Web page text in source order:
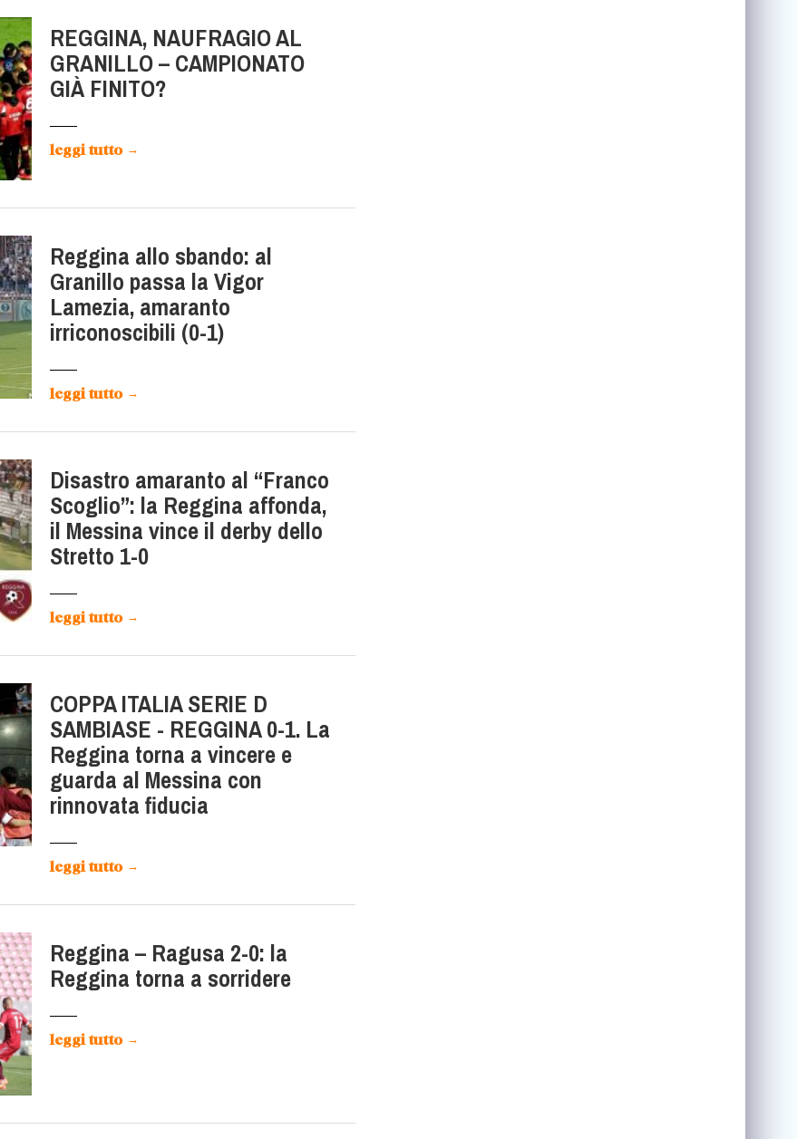
REGGINA, NAUFRAGIO AL
GRANILLO – CAMPIONATO
GIÀ FINITO?
leggi tutto →
Reggina allo sbando: al
Granillo passa la Vigor
Lamezia, amaranto
irriconoscibili (0-1)
leggi tutto →
Disastro amaranto al “Franco
Scoglio”: la Reggina affonda,
il Messina vince il derby dello
Stretto 1-0
leggi tutto →
COPPA ITALIA SERIE D
SAMBIASE - REGGINA 0-1. La
Reggina torna a vincere e
guarda al Messina con
rinnovata fiducia
leggi tutto →
Reggina – Ragusa 2-0: la
Reggina torna a sorridere
leggi tutto →